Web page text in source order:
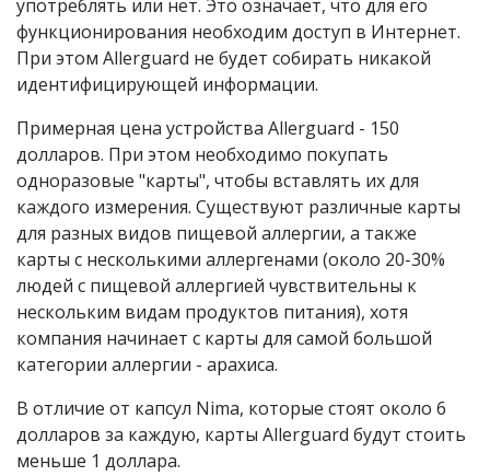
употреблять или нет. Это означает, что для его
функционирования необходим доступ в Интернет.
При этом Allerguard не будет собирать никакой
идентифицирующей информации.
Примерная цена устройства Allerguard - 150
долларов. При этом необходимо покупать
одноразовые "карты", чтобы вставлять их для
каждого измерения. Существуют различные карты
для разных видов пищевой аллергии, а также
карты с несколькими аллергенами (около 20-30%
людей с пищевой аллергией чувствительны к
нескольким видам продуктов питания), хотя
компания начинает с карты для самой большой
категории аллергии - арахиса.
В отличие от капсул Nima, которые стоят около 6
долларов за каждую, карты Allerguard будут стоить
меньше 1 доллара.